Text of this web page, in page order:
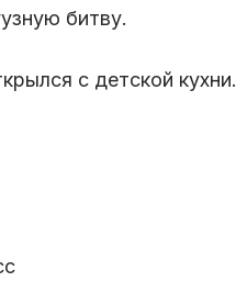
битву.
с детской кухни.